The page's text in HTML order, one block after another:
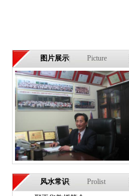
图片展示 Picture
风水常识
Prolist